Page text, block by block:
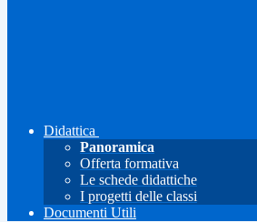
Didattica
Panoramica
Offerta formativa
Le schede didattiche
I progetti delle classi
Documenti Utili